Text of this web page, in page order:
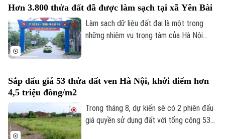
Quần vợt
Golf
Tin tức
Sao
Thời trang
Âm nhạc
Đã phát sóng
bố trí tái định cư bằng đất tại khu Thư
Lâm. Đây được kỳ vọng sẽ góp phần tháo
gỡ những vướng mắc trong công tác bồi
Hơn 3.800 thửa đất đã được làm sạch tại xã Yên Bài
Làm sạch dữ liệu đất đai là một trong
những nhiệm vụ trọng tâm của Hà Nội
thống chính trị vào cuộc, từng bước
Sắp đấu giá 53 thửa đất ven Hà Nội, khởi điểm hơn
4,5 triệu đồng/m2
Trong tháng 8, dự kiến sẽ có 2 phiên đấu
giá quyền sử dụng đất với tổng cộng 53